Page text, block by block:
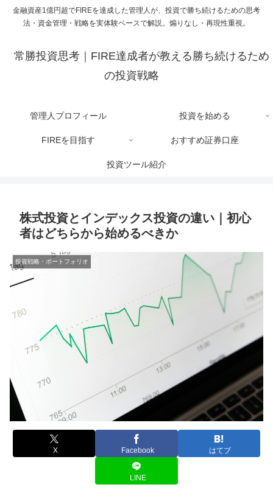
金融資産1億円超でFIREを達成した管理人が、投資で勝ち続けるための思考
法・資金管理・戦略を実体験ベースで解説。煽りなし・再現性重視。
常勝投資思考｜FIRE達成者が教える勝ち続けるため
の投資戦略
管理人プロフィール 投資を始める
FIREを目指す おすすめ証券口座
投資ツール紹介
株式投資とインデックス投資の違い｜初心
者はどちらから始めるべきか
投資戦略・ポートフォリオ
X Facebook はてブ
LINE